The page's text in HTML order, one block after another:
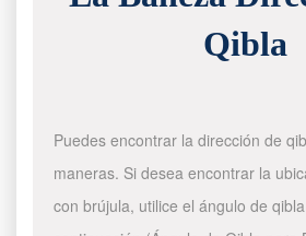
Qibla
Puedes encontrar la dirección de
maneras. Si desea encontrar la
con brújula, utilice el ángulo de